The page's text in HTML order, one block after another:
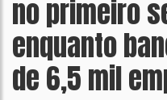
no primeiro
enquanto
de 6,5 mil